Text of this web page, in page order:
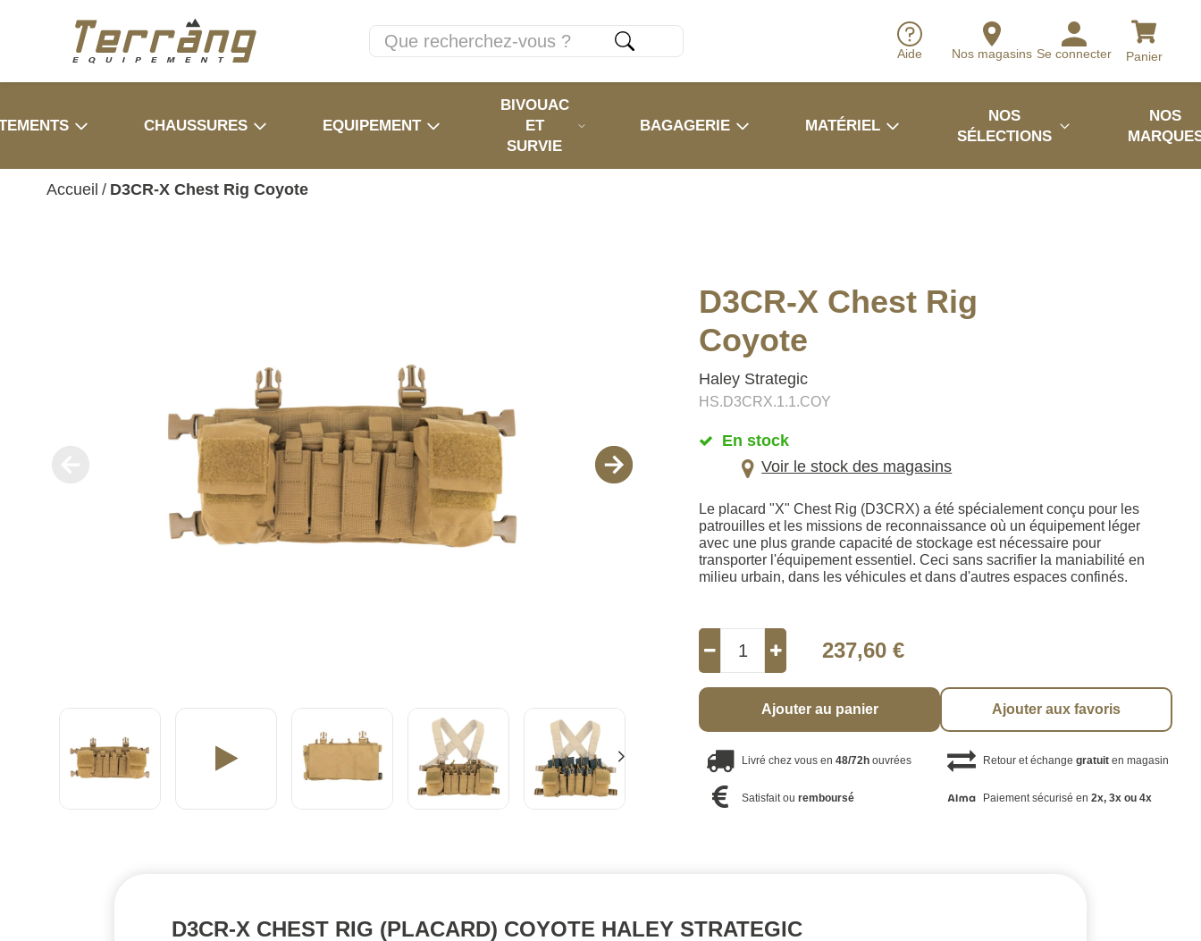
Aide Nos magasins Se connecter Panier
CHAUSSURES EQUIPEMENT
BIVOUAC
ET
SURVIE
BAGAGERIE MATÉRIEL
NOS
SÉLECTIONS
NOS
Accueil / D3CR-X Chest Rig Coyote
D3CR-X Chest Rig
Coyote
Haley Strategic
HS.D3CRX.1.1.COY
En stock
Voir le stock des magasins
Le placard "X" Chest Rig (D3CRX) a été spécialement conçu pour les
patrouilles et les missions de reconnaissance où un équipement léger
avec une plus grande capacité de stockage est nécessaire pour
transporter l'équipement essentiel. Ceci sans sacrifier la maniabilité en
milieu urbain, dans les véhicules et dans d'autres espaces confinés.
237,60 €
Ajouter au panier Ajouter aux favoris
Livré chez vous en48/72h ouvrées Retour et échange gratuiten magasin
Satisfait ouremboursé Paiement sécurisé en 2x, 3x ou 4x
D3CR-X CHEST RIG (PLACARD) COYOTE HALEY STRATEGIC